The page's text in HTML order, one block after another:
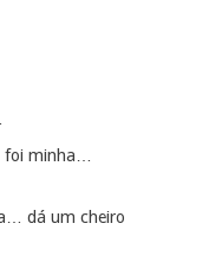
foi minha…
dá um cheiro